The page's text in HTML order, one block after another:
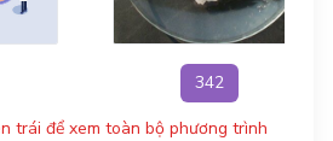
342
trái để xem toàn bộ phương trình